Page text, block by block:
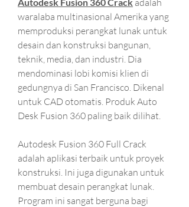
adalah
waralaba multinasional Amerika yang
memproduksi perangkat lunak untuk
desain dan konstruksi bangunan,
teknik, media, dan industri. Dia
mendominasi lobi komisi klien di
gedungnya di San Francisco. Dikenal
untuk CAD otomatis. Produk Auto
Desk Fusion 360 paling baik dilihat.
Autodesk Fusion 360 Full Crack
adalah aplikasi terbaik untuk proyek
konstruksi. Ini juga digunakan untuk
membuat desain perangkat lunak.
Program ini sangat berguna bagi